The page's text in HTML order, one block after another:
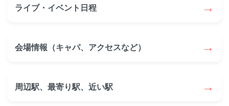
ライブ・イベント日程 →
会場情報（キャパ、アクセスなど） →
周辺駅、最寄り駅、近い駅 →